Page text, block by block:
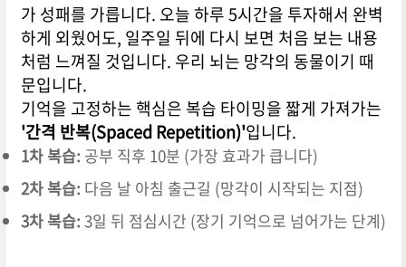
가 성패를 가릅니다. 오늘 하루 5시간을 투자해서 완벽
하게 외웠어도, 일주일 뒤에 다시 보면 처음 보는 내용
처럼 느껴질 것입니다. 우리 뇌는 망각의 동물이기 때
문입니다.
기억을 고정하는 핵심은 복습 타이밍을 짧게 가져가는
'간격 반복(Spaced Repetition)'입니다.
1차 복습: 공부 직후 10분 (가장 효과가 큽니다)
2차 복습: 다음 날 아침 출근길 (망각이 시작되는 지점)
3차 복습: 3일 뒤 점심시간 (장기 기억으로 넘어가는 단계)